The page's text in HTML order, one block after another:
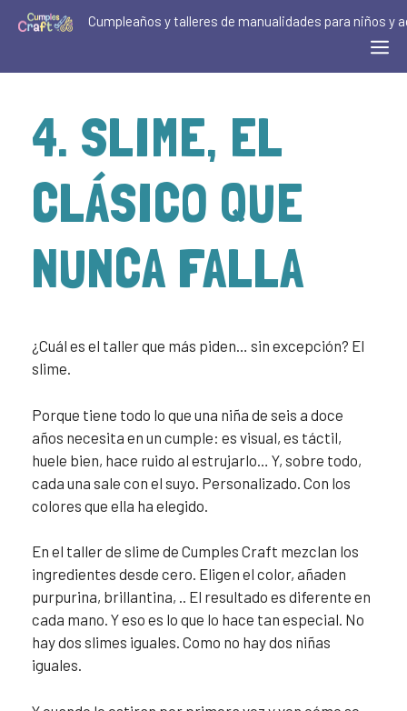
Cumpleaños y talleres de manualidades para niños y
4. SLIME, EL
CLÁSICO QUE
NUNCA FALLA
¿Cuál es el taller que más piden… sin excepción? El
slime.
Porque tiene todo lo que una niña de seis a doce
años necesita en un cumple: es visual, es táctil,
huele bien, hace ruido al estrujarlo… Y, sobre todo,
cada una sale con el suyo. Personalizado. Con los
colores que ella ha elegido.
En el taller de slime de Cumples Craft mezclan los
ingredientes desde cero. Eligen el color, añaden
purpurina, brillantina, .. El resultado es diferente en
cada mano. Y eso es lo que lo hace tan especial. No
hay dos slimes iguales. Como no hay dos niñas
iguales.